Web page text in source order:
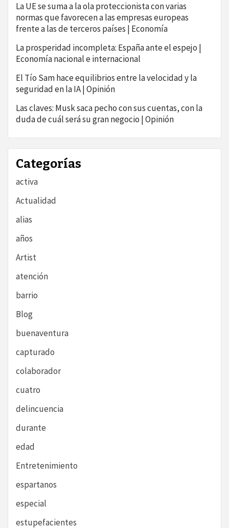
La UE se suma a la ola proteccionista con varias
normas que favorecen a las empresas europeas
frente a las de terceros países | Economía
La prosperidad incompleta: España ante el espejo |
Economía nacional e internacional
El Tío Sam hace equilibrios entre la velocidad y la
seguridad en la IA | Opinión
Las claves: Musk saca pecho con sus cuentas, con la
duda de cuál será su gran negocio | Opinión
Categorías
activa
Actualidad
alias
años
Artist
atención
barrio
Blog
buenaventura
capturado
colaborador
cuatro
delincuencia
durante
edad
Entretenimiento
espartanos
especial
estupefacientes